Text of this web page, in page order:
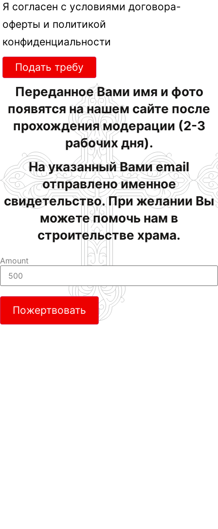
Я согласен с условиями договора-
оферты и политикой
конфиденциальности
Подать требу
Переданное Вами имя и фото
появятся на нашем сайте после
прохождения модерации (2-3
рабочих дня).
На указанный Вами email
отправлено именное
свидетельство. При желании Вы
можете помочь нам в
строительстве храма.
Amount
Пожертвовать